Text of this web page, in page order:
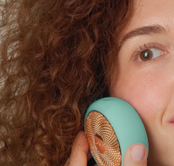
FAQ™ Pure Beauty-Tech
BREAKING NEWS
issa™ Teeth Whitening Set
English Deutsch
Français
Italiano
Polski
Svenska
Türkçe
简体中文